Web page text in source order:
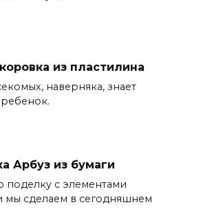
из пластилина
наверняка, знает
Арбуз из бумаги
поделку с элементами
мы сделаем в сегодняшнем